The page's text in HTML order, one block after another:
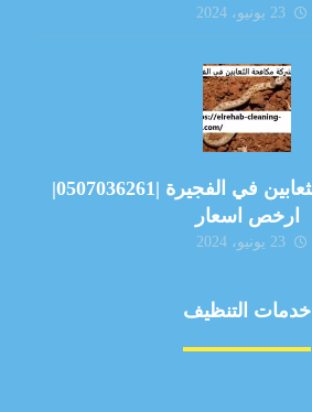
23 يونيو، 2024
شركة مكافحة الثعابين في الفجيرة |0507036261|
ارخص اسعار
23 يونيو، 2024
خدمات التنظيف